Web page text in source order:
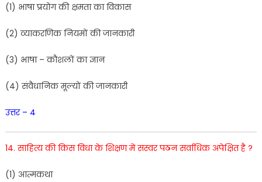
(1) भाषा प्रयोग की क्षमता काविकास
(2)व्याकरणिकनियमों कीजानकारी
(3) भाषा –कौशलोंकाज्ञान
(4)संवैधानिकमूल्योंकीजानकारी
उत्तर – 4
14.साहित्यकीकिसविधाकेशिक्षणमेंसस्वर पठनसर्वाधिक अपेक्षितहै ?
(1) आत्मकथा